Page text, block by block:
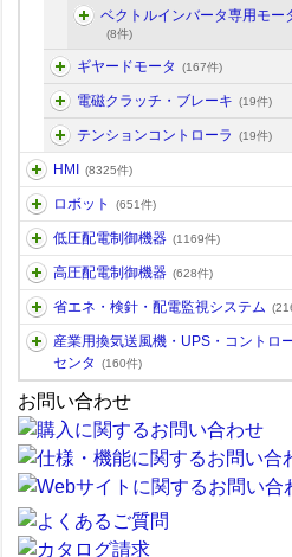
ベクトルインバータ専用モー
(8件)
ギヤードモータ (167件)
電磁クラッチ・ブレーキ (19件)
テンションコントローラ (19件)
HMI (8325件)
ロボット (651件)
低圧配電制御機器 (1169件)
高圧配電制御機器 (628件)
省エネ・検針・配電監視システム
産業用換気送風機・UPS・コントロ
センタ
(160件)
お問い合わせ